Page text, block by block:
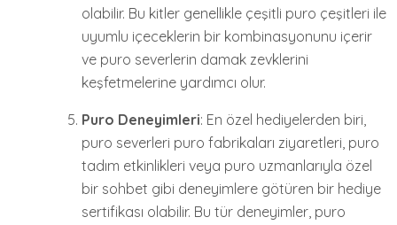
olabilir. Bu kitler genellikle çeşitli puro çeşitleri ile
uyumlu içeceklerin bir kombinasyonunu içerir
ve puro severlerin damak zevklerini
keşfetmelerine yardımcı olur.
Puro Deneyimleri: En özel hediyelerden biri,
puro severleri puro fabrikaları ziyaretleri, puro
tadım etkinlikleri veya puro uzmanlarıyla özel
bir sohbet gibi deneyimlere götüren bir hediye
sertifikası olabilir. Bu tür deneyimler, puro